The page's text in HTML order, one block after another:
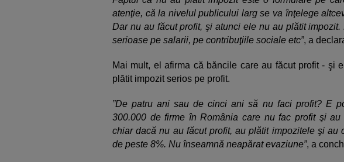
atenţie, că la nivelul publicului larg se va înţelege
Dar nu au făcut profit, şi atunci ele nu au plătit
serioase pe salarii, pe contribuţiile sociale etc”, a
Mai mult, el afirma că băncile care au făcut profit - şi
plătit impozit serios pe profit.
”De patru ani sau de cinci ani să nu faci profit? E
300.000 de firme în România care nu fac profit şi au
chiar dacă nu au făcut profit, au plătit impozitele şi au
de peste 8%. Nu înseamnă neapărat evaziune”, a